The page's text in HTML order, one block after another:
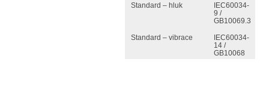
Standard – hluk
IEC60034-
9 /
GB10069.3
Standard – vibrace
IEC60034-
14 /
GB10068